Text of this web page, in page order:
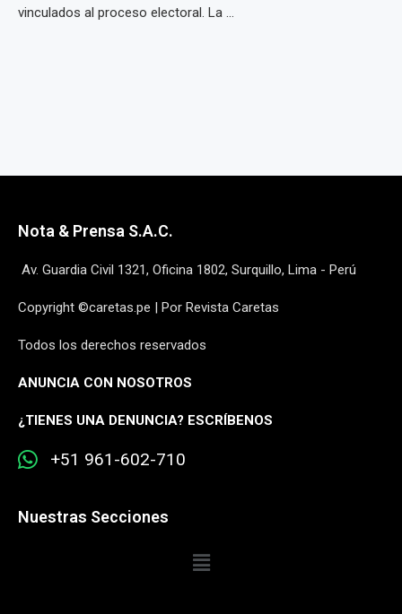
vinculados al proceso electoral. La ...
Nota & Prensa S.A.C.
Av. Guardia Civil 1321, Oficina 1802, Surquillo, Lima - Perú
Copyright ©caretas.pe | Por Revista Caretas
Todos los derechos reservados
ANUNCIA CON NOSOTROS
¿TIENES UNA DENUNCIA? ESCRÍBENOS
+51 961-602-710
Nuestras Secciones